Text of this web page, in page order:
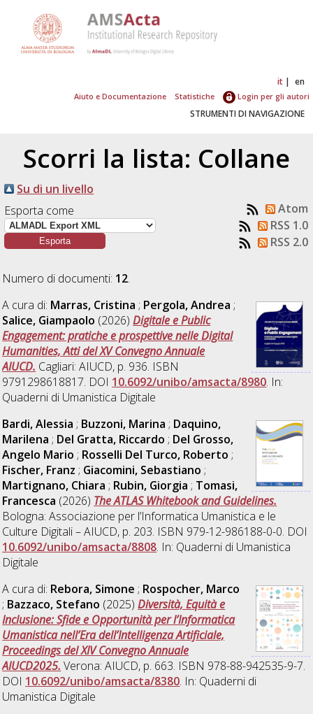
it en
Aiuto e Documentazione Statistiche Login per gli autori
STRUMENTI DI NAVIGAZIONE
Scorri la lista: Collane
Su di un livello
Esporta come
Atom
RSS 1.0
RSS 2.0
Numero di documenti: 12.
A cura di: Marras, Cristina ; Pergola, Andrea ;
Salice, Giampaolo (2026)Digitale e Public
Engagement: pratiche e prospettive nelle Digital
Humanities, Atti del XV Convegno Annuale
AIUCD. Cagliari: AIUCD, p. 936. ISBN
9791298618817. DOI 10.6092/unibo/amsacta/8980. In:
Quaderni di Umanistica Digitale
Bardi, Alessia ; Buzzoni, Marina ; Daquino,
Marilena ; Del Gratta, Riccardo ; Del Grosso,
Angelo Mario ; Rosselli Del Turco, Roberto ;
Fischer, Franz ; Giacomini, Sebastiano ;
Martignano, Chiara ; Rubin, Giorgia ; Tomasi,
Francesca (2026) The ATLAS Whitebook and Guidelines.
Bologna: Associazione per l’Informatica Umanistica e le
Culture Digitali – AIUCD, p. 203. ISBN 979-12-986188-0-0. DOI
10.6092/unibo/amsacta/8808. In: Quaderni di Umanistica
Digitale
A cura di: Rebora, Simone ; Rospocher, Marco
; Bazzaco, Stefano (2025)Diversità, Equità e
Inclusione: Sfide e Opportunità per l’Informatica
Umanistica nell’Era dell’Intelligenza Artificiale,
Proceedings del XIV Convegno Annuale
AIUCD2025. Verona: AIUCD, p. 663. ISBN 978-88-942535-9-7.
DOI 10.6092/unibo/amsacta/8380. In: Quaderni di
Umanistica Digitale